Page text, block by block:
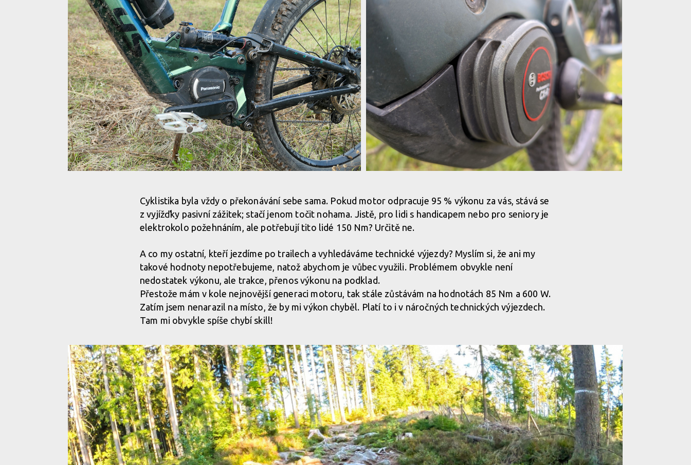
Obří ikony a krouťáky elektromotoru... ne, děkuji nechci!
Obří ikony a krouťáky elektromotoru... ne, děkuji nechci!
Obří ikony a krouťáky elektromotoru... ne, děkuji nechci!
Obří ikony a krouťáky elektromotoru... ne, děkuji nechci!
Obří ikony a krouťáky elektromotoru... ne, děkuji nechci!
Obří ikony a krouťáky elektromotoru... ne, děkuji nechci!
Obří ikony a krouťáky elektromotoru... ne, děkuji nechci!
Cyklistika byla vždy o překonávání sebe sama. Pokud motor odpracuje 95 % výkonu za vás, stává se
z vyjížďky pasivní zážitek; stačí jenom točit nohama. Jistě, pro lidi s handicapem nebo pro seniory je
elektrokolo požehnáním, ale potřebují tito lidé 150 Nm? Určitě ne.
A co my ostatní, kteří jezdíme po trailech a vyhledáváme technické výjezdy? Myslím si, že ani my
takové hodnoty nepotřebujeme, natož abychom je vůbec využili. Problémem obvykle není
nedostatek výkonu, ale trakce, přenos výkonu na podklad.
Přestože mám v kole nejnovější generaci motoru, tak stále zůstávám na hodnotách 85 Nm a 600 W.
Zatím jsem nenarazil na místo, že by mi výkon chyběl. Platí to i v náročných technických výjezdech.
Tam mi obvykle spíše chybí skill!